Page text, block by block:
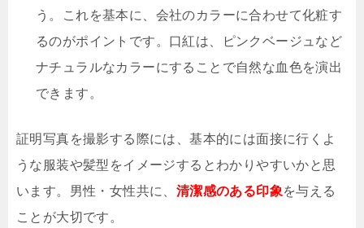
う。これを基本に、会社のカラーに合わせて化粧す
るのがポイントです。口紅は、ピンクベージュなど
ナチュラルなカラーにすることで自然な血色を演出
できます。
証明写真を撮影する際には、基本的には面接に行くよ
うな服装や髪型をイメージするとわかりやすいかと思
います。男性・女性共に、 清潔感のある印象を与える
ことが大切です。